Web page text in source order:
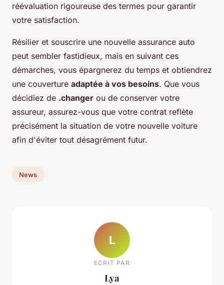
réévaluation rigoureuse des termes pour garantir
votre satisfaction.
Résilier et souscrire une nouvelle assurance auto
peut sembler fastidieux, mais en suivant ces
démarches, vous épargnerez du temps et obtiendrez
une couverture adaptée à vos besoins. Que vous
décidiez de .changer ou de conserver votre
assureur, assurez-vous que votre contrat reflète
précisément la situation de votre nouvelle voiture
afin d'éviter tout désagrément futur.
News
L
ECRIT PAR
Lya